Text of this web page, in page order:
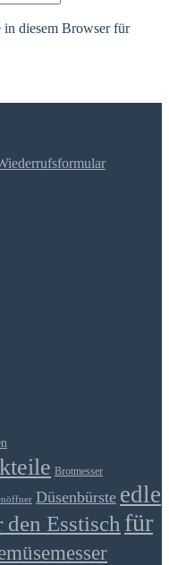
diesem Browser für
Brotmesser
Düsenbürste edle
den Esstisch für